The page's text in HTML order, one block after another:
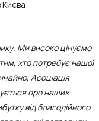
Києва
Ми високо цінуємо
хто потребує нашої
Асоціація
про наших
від благодійного